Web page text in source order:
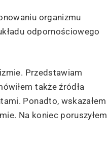
organizmu
odpornościowego
Przedstawiam
także źródła
Ponadto, wskazałem
Na koniec poruszyłem